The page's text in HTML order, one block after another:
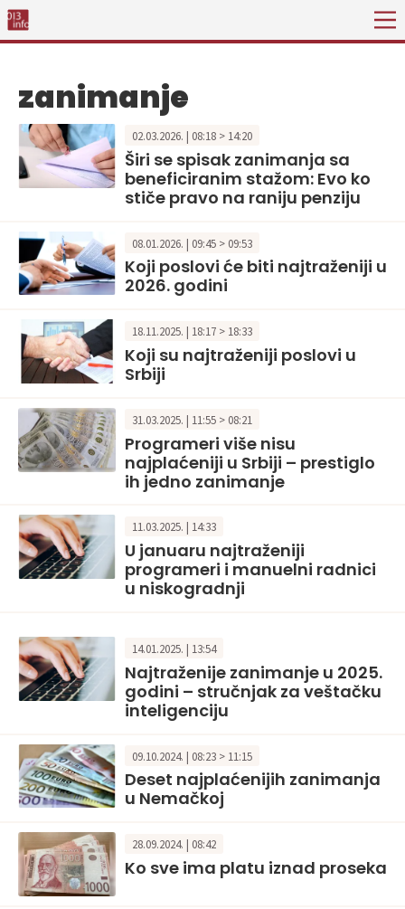
zanimanje
02.03.2026. | 08:18 > 14:20
Širi se spisak zanimanja sa
beneficiranim stažom: Evo ko
stiče pravo na raniju penziju
08.01.2026. | 09:45 > 09:53
Koji poslovi će biti najtraženiji u
2026. godini
18.11.2025. | 18:17 > 18:33
Koji su najtraženiji poslovi u
Srbiji
31.03.2025. | 11:55 > 08:21
Programeri više nisu
najplaćeniji u Srbiji – prestiglo
ih jedno zanimanje
11.03.2025. | 14:33
U januaru najtraženiji
programeri i manuelni radnici
u niskogradnji
14.01.2025. | 13:54
Najtraženije zanimanje u 2025.
godini – stručnjak za veštačku
inteligenciju
09.10.2024. | 08:23 > 11:15
Deset najplaćenijih zanimanja
u Nemačkoj
28.09.2024. | 08:42
Ko sve ima platu iznad proseka